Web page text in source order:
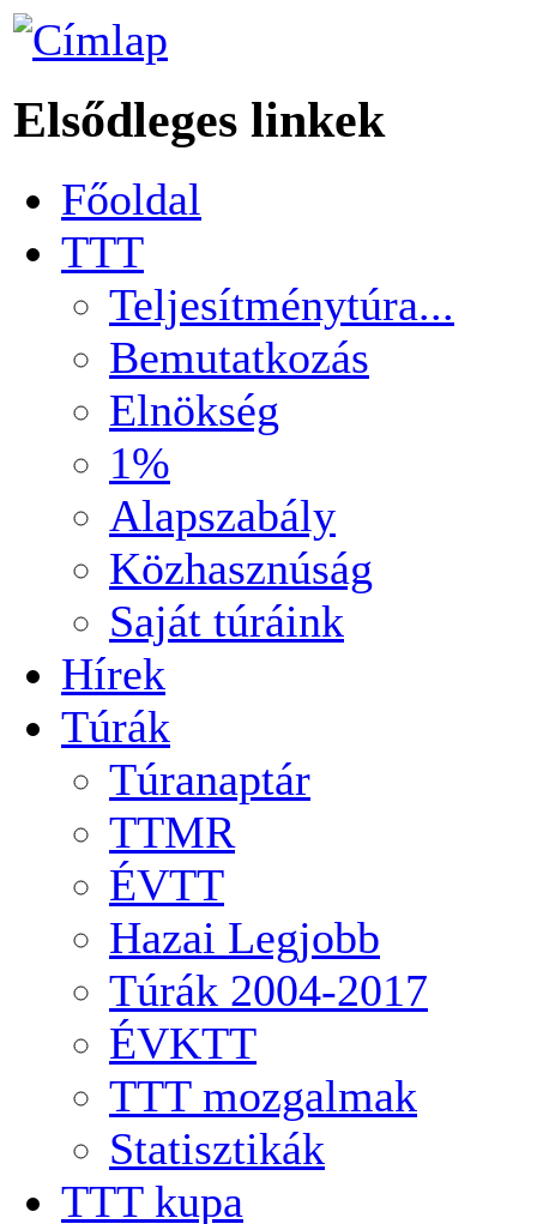
Elsődleges linkek
Főoldal
TTT
Teljesítménytúra...
Bemutatkozás
Elnökség
1%
Alapszabály
Közhasznúság
Saját túráink
Hírek
Túrák
Túranaptár
TTMR
ÉVTT
Hazai Legjobb
Túrák 2004-2017
ÉVKTT
TTT mozgalmak
Statisztikák
TTT kupa